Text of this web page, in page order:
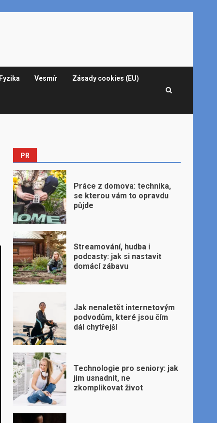
Fyzika Vesmír Zásady cookies (EU)
PR
Práce z domova: technika,
se kterou vám to opravdu
půjde
Streamování, hudba i
podcasty: jak si nastavit
domácí zábavu
Jak nenaletět internetovým
podvodům, které jsou čím
dál chytřejší
Technologie pro seniory: jak
jim usnadnit, ne
zkomplikovat život